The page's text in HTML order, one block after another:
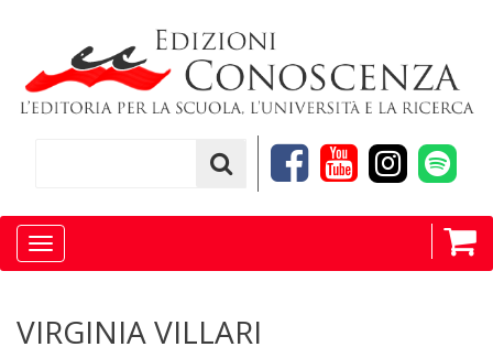
Toggle
navigation
VIRGINIA VILLARI